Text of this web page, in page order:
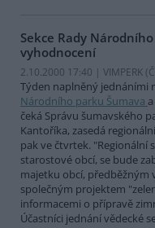
Sekce Rady
vyhodnocení
2.10.2000 17:40 | VIMPERK (
Týden naplněný jednáními
Národního parku Šumava
čeká Správu šumavského
Kantoříka, zasedá
pak ve čtvrtek. "Regionální
starostové obcí, se bude
majetku obcí, předběžným
společným projektem
informacemi o přípravě
Účastníci jednání vědecké